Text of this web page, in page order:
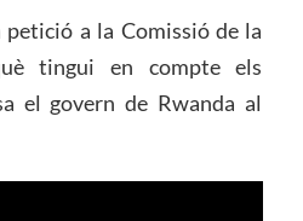
a la Comissió de la
tingui en compte els
el govern de Rwanda al